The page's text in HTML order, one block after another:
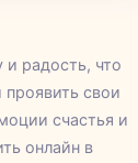
радость, что
проявить свои
счастья и
онлайн в